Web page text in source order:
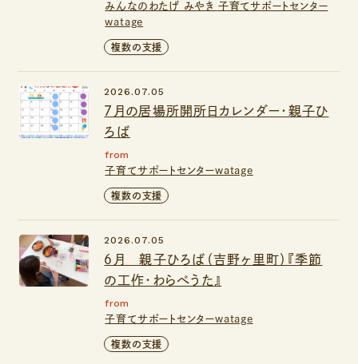
みんなのわたげ みやき 子育てサポートセンター
watage
複数の支援
７月の居場所開所日カレンダー・親子ひ
ろば
2026.07.05
from
子育てサポートセンターwatage
複数の支援
６月 親子ひろば（吉野ヶ里町）『季節
の工作・わらべうた』
2026.07.05
from
子育てサポートセンターwatage
複数の支援